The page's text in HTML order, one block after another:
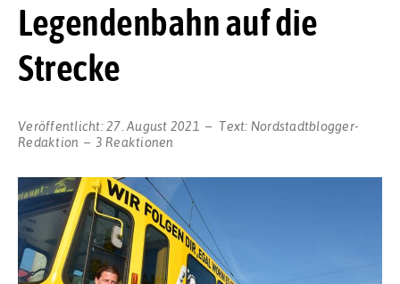
Legendenbahn auf die
Strecke
Veröffentlicht:27. August 2021 Text: Nordstadtblogger-
Redaktion
3 Reaktionen